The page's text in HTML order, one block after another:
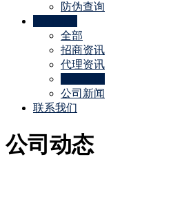
防伪查询
全部
招商资讯
代理资讯
公司新闻
联系我们
公司动态